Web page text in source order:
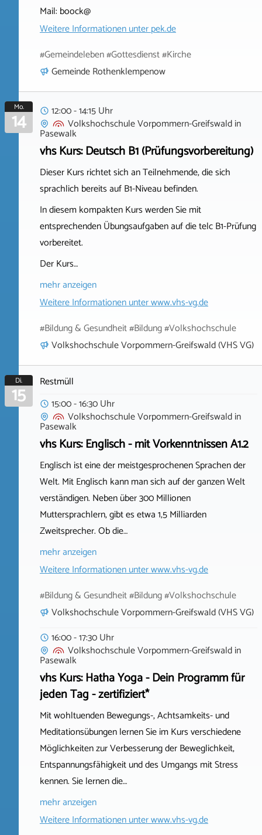
Mail: boock@
Weitere Informationen unterpek.de
#Gemeindeleben #Gottesdienst #Kirche
Gemeinde Rothenklempenow
Mo.
14
12:00 - 14:15 Uhr
Volkshochschule Vorpommern-Greifswaldin
Pasewalk
vhs Kurs: Deutsch B1 (Prüfungsvorbereitung)
Dieser Kurs richtet sich an Teilnehmende, die sich
sprachlich bereits auf B1-Niveau befinden.
In diesem kompakten Kurs werden Sie mit
entsprechenden Übungsaufgaben auf die telc B1-Prüfung
vorbereitet.
Der Kurs…
mehr anzeigen
Weitere Informationen unterwww.vhs-vg.de
#Bildung & Gesundheit #Bildung #Volkshochschule
Volkshochschule Vorpommern-Greifswald (VHS VG)
Di.
15
Restmüll
15:00 - 16:30 Uhr
Volkshochschule Vorpommern-Greifswaldin
Pasewalk
vhs Kurs: Englisch - mit Vorkenntnissen A1.2
Englisch ist eine der meistgesprochenen Sprachen der
Welt. Mit Englisch kann man sich auf der ganzen Welt
verständigen. Neben über 300 Millionen
Muttersprachlern, gibt es etwa 1,5 Milliarden
Zweitsprecher. Ob die…
mehr anzeigen
Weitere Informationen unterwww.vhs-vg.de
#Bildung & Gesundheit #Bildung #Volkshochschule
Volkshochschule Vorpommern-Greifswald (VHS VG)
16:00 - 17:30 Uhr
Volkshochschule Vorpommern-Greifswaldin
Pasewalk
vhs Kurs: Hatha Yoga - Dein Programm für
jeden Tag - zertifiziert*
Mit wohltuenden Bewegungs-, Achtsamkeits- und
Meditationsübungen lernen Sie im Kurs verschiedene
Möglichkeiten zur Verbesserung der Beweglichkeit,
Entspannungsfähigkeit und des Umgangs mit Stress
kennen. Sie lernen die…
mehr anzeigen
Weitere Informationen unterwww.vhs-vg.de